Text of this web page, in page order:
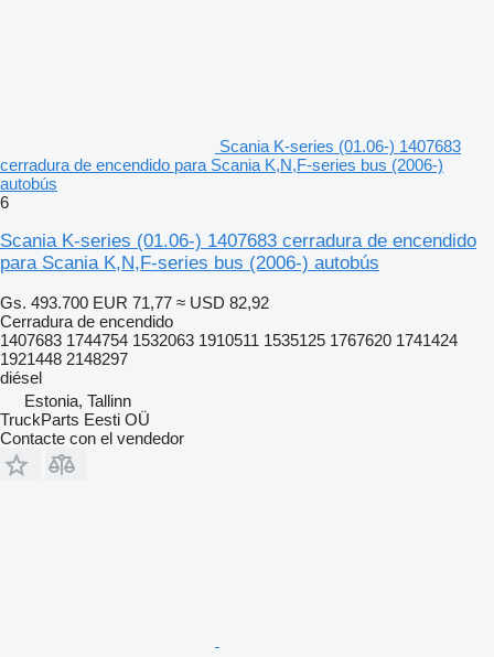
Scania K-series (01.06-) 1407683
cerradura de encendido para Scania K,N,F-series bus (2006-)
autobús
6
Scania K-series (01.06-) 1407683 cerradura de encendido
para Scania K,N,F-series bus (2006-) autobús
Gs. 493.700 EUR 71,77 ≈ USD 82,92
Cerradura de encendido
1407683 1744754 1532063 1910511 1535125 1767620 1741424
1921448 2148297
diésel
Estonia, Tallinn
TruckParts Eesti OÜ
Contacte con el vendedor